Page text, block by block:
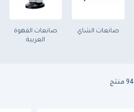
صانعات الشاي
صانعات القهوة
العربية
94 منتج